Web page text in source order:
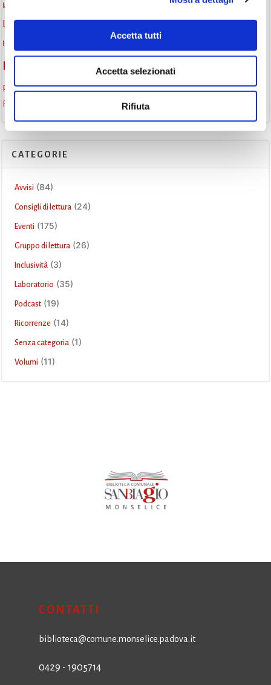
Accetta tutti
Accetta selezionati
Rifiuta
laboratori creativi la strada di mattoni gialli
Lettori itineranti lettura condivisa
lettura silenziosa libri
monselice Monselice scrive narrativa italiana
podcast letterario podcast libri promozione della lettura
Recensione Storia
CATEGORIE
Avvisi (84)
Consigli di lettura (24)
Eventi (175)
Gruppo di lettura (26)
Inclusività (3)
Laboratorio (35)
Podcast (19)
Ricorrenze (14)
Senza categoria (1)
Volumi (11)
CONTATTI
biblioteca@comune.monselice.padova.it
0429 - 1905714